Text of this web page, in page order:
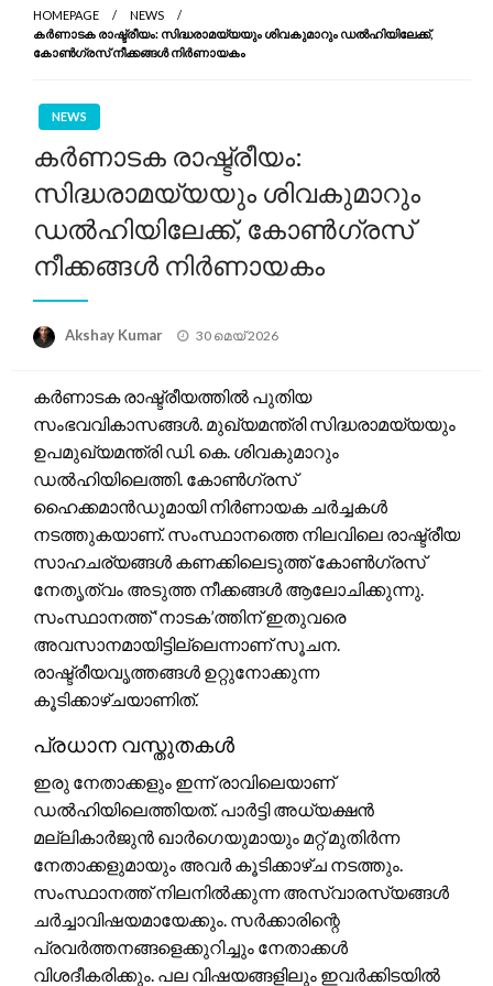
HOMEPAGE
NEWS
കർണാടക രാഷ്ട്രീയം: സിദ്ധരാമയ്യയും ശിവകുമാറും ഡൽഹിയിലേക്ക്,
കോൺഗ്രസ് നീക്കങ്ങൾ നിർണായകം
NEWS
കർണാടക രാഷ്ട്രീയം:
സിദ്ധരാമയ്യയും ശിവകുമാറും
ഡൽഹിയിലേക്ക്, കോൺഗ്രസ്
നീക്കങ്ങൾ നിർണായകം
Akshay Kumar
Posted
30 മെയ്‌ 2026
കർണാടക രാഷ്ട്രീയത്തിൽ പുതിയ
സംഭവവികാസങ്ങൾ. മുഖ്യമന്ത്രി സിദ്ധരാമയ്യയും
ഉപമുഖ്യമന്ത്രി ഡി. കെ. ശിവകുമാറും
ഡൽഹിയിലെത്തി. കോൺഗ്രസ്
ഹൈക്കമാൻഡുമായി നിർണായക ചർച്ചകൾ
നടത്തുകയാണ്. സംസ്ഥാനത്തെ നിലവിലെ രാഷ്ട്രീയ
സാഹചര്യങ്ങൾ കണക്കിലെടുത്ത് കോൺഗ്രസ്
നേതൃത്വം അടുത്ത നീക്കങ്ങൾ ആലോചിക്കുന്നു.
സംസ്ഥാനത്ത് ‘നാടക’ത്തിന് ഇതുവരെ
അവസാനമായിട്ടില്ലെന്നാണ് സൂചന.
രാഷ്ട്രീയവൃത്തങ്ങൾ ഉറ്റുനോക്കുന്ന
കൂടിക്കാഴ്ചയാണിത്.
പ്രധാന വസ്തുതകൾ
ഇരു നേതാക്കളും ഇന്ന് രാവിലെയാണ്
ഡൽഹിയിലെത്തിയത്. പാർട്ടി അധ്യക്ഷൻ
മല്ലികാർജുൻ ഖാർഗെയുമായും മറ്റ് മുതിർന്ന
നേതാക്കളുമായും അവർ കൂടിക്കാഴ്ച നടത്തും.
സംസ്ഥാനത്ത് നിലനിൽക്കുന്ന അസ്വാരസ്യങ്ങൾ
ചർച്ചാവിഷയമായേക്കും. സർക്കാരിന്റെ
പ്രവർത്തനങ്ങളെക്കുറിച്ചും നേതാക്കൾ
വിശദീകരിക്കും. പല വിഷയങ്ങളിലും ഇവർക്കിടയിൽ